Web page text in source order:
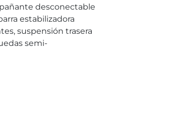
desconectable
estabilizadora
suspensión trasera
semi-